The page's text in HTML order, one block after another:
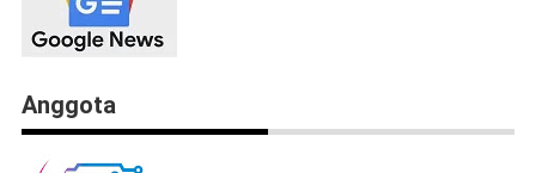
Anggota